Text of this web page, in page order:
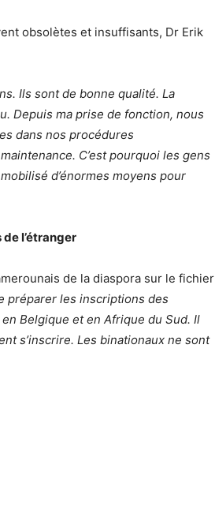
obsolètes et insuffisants, Dr Erik
Ils sont de bonne qualité. La
Depuis ma prise de fonction, nous
dans nos procédures
C’est pourquoi les gens
d’énormes moyens pour
l’étranger
de la diaspora sur le fichier
préparer les inscriptions des
Belgique et en Afrique du Sud. Il
s’inscrire. Les binationaux ne sont